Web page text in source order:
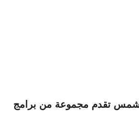
شمس تقدم مجموعة من برامج